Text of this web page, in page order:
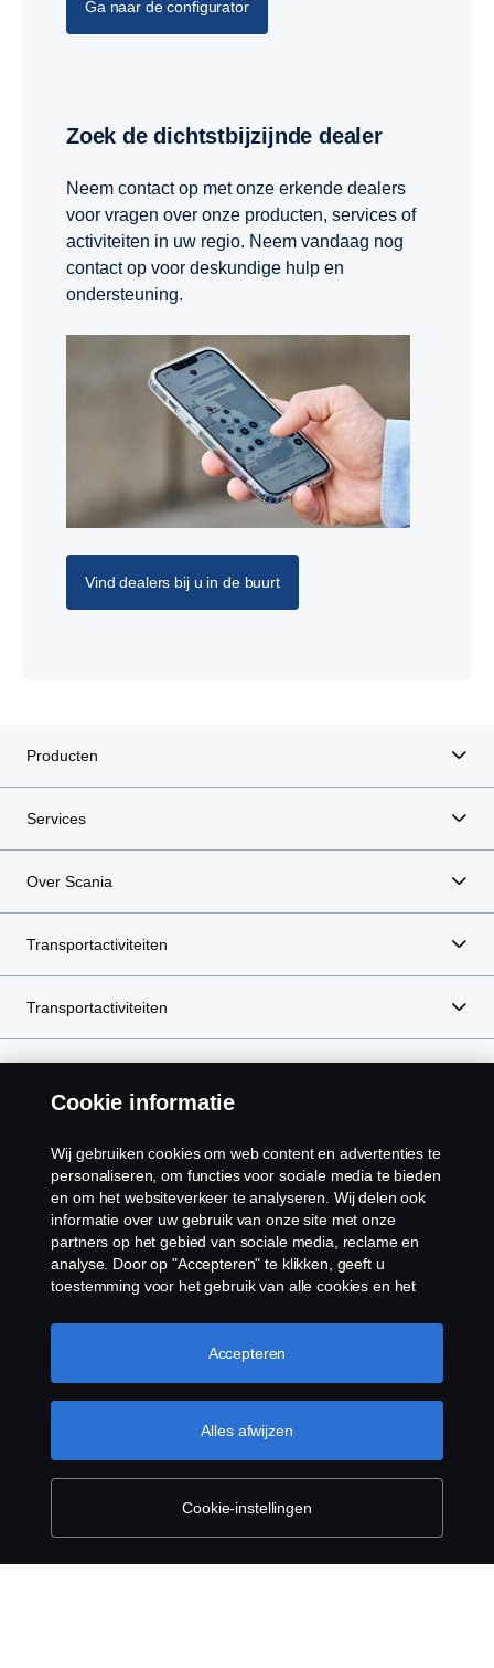
Ga naar de configurator
Zoek de dichtstbijzijnde dealer
Neem contact op met onze erkende dealers
voor vragen over onze producten, services of
activiteiten in uw regio. Neem vandaag nog
contact op voor deskundige hulp en
ondersteuning.
Vind dealers bij u in de buurt
Producten
Services
Over Scania
Transportactiviteiten
Transportactiviteiten
Scania Nederland: Nederland
Algemene voorwaarden
Cookie informatie
Wij gebruiken cookies om web content en advertenties te
personaliseren, om functies voor sociale media te bieden
en om het websiteverkeer te analyseren. Wij delen ook
informatie over uw gebruik van onze site met onze
partners op het gebied van sociale media, reclame en
analyse. Door op "Accepteren" te klikken, geeft u
toestemming voor het gebruik van alle cookies en het
door op "Cookie Instellingen" te klikken en de
categorieën te selecteren die u wilt accepteren. Voor een
Meer informatie over uw privacy
Cookie-instellingen
Alles afwijzen
Accepteren